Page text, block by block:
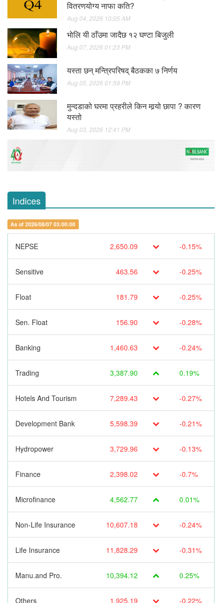
वितरणयोग्य नाफा कति?
Aug 04, 2026 10:05 AM
भाेलि यी ठाँउमा जादैछ १२ घण्टा बिजुली
Aug 07, 2026 01:23 PM
यस्ता छन् मन्त्रिपरिषद् बैठकका ७ निर्णय
Aug 05, 2026 01:59 PM
मुन्दडाको घरमा प्रहरीले किन मार्‍यो छापा ? कारण
यस्तो
Aug 03, 2026 12:41 PM
Indices
As of 2026/08/07 03:00:00
NEPSE 2,650.09 -0.15%
Sensitive 463.56 -0.25%
Float 181.79 -0.25%
Sen. Float 156.90 -0.28%
Banking 1,460.63 -0.24%
Trading 3,387.90 0.19%
Hotels And Tourism 7,289.43 -0.27%
Development Bank 5,598.39 -0.21%
Hydropower 3,729.96 -0.13%
Finance 2,398.02 -0.7%
Microfinance 4,562.77 0.01%
Non-Life Insurance 10,607.18 -0.24%
Life Insurance 11,828.29 -0.31%
Manu.and Pro. 10,394.12 0.25%
Others 1,925.19 -0.22%